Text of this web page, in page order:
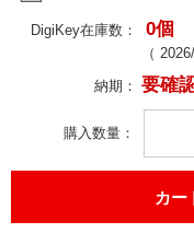
DigiKey在庫数： 0個
（
納期： 要確
購入数量